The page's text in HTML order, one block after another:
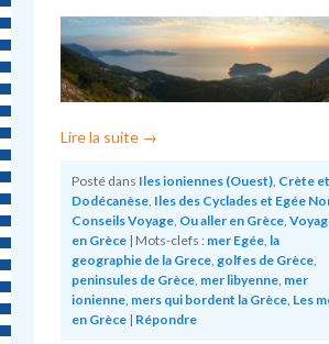
Lire la suite →
Posté dans Iles ioniennes (Ouest) Crète et
Dodécanèse Iles des Cyclades et Egée
Conseils Voyage Ou aller en Grèce ,
en Grèce | Mots-clefs : mer Egée la
geographie de la Grece golfes de Grèce
peninsules de Grèce mer libyenne mer
ionienne mers qui bordent la Grèce Les
en Grèce | Répondre